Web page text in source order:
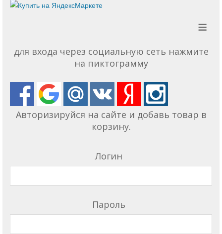
≡
для входа через социальную сеть нажмите
на пиктограмму
Авторизируйся на сайте и добавь товар в
корзину.
Логин
Пароль